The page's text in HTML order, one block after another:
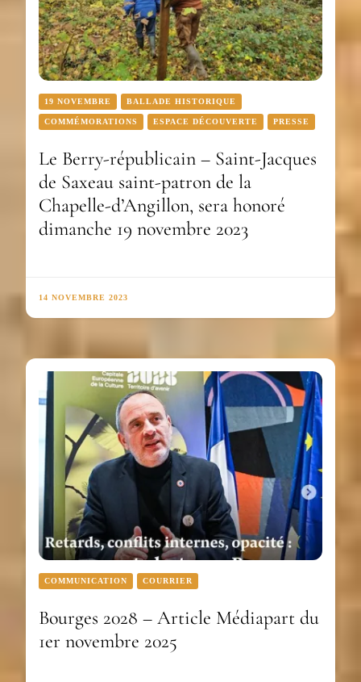
19 NOVEMBRE BALLADE HISTORIQUE
COMMÉMORATIONS ESPACE DÉCOUVERTE PRESSE
Le Berry-républicain – Saint-Jacques
de Saxeau saint-patron de la
Chapelle-d’Angillon, sera honoré
dimanche 19 novembre 2023
14 NOVEMBRE 2023
COMMUNICATION COURRIER
Bourges 2028 – Article Médiapart du
1er novembre 2025